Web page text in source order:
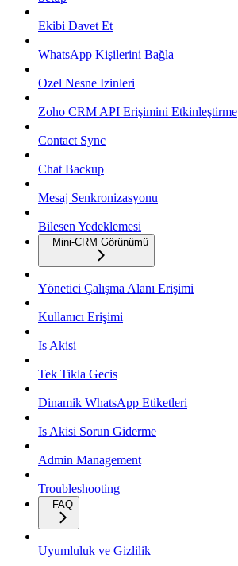
Ekibi Davet Et
WhatsApp Kişilerini Bağla
Ozel Nesne Izinleri
Zoho CRM API Erişimini Etkinleştirme
Contact Sync
Chat Backup
Mesaj Senkronizasyonu
Bilesen Yedeklemesi
Mini-CRM Görünümü
Yönetici Çalışma Alanı Erişimi
Kullanıcı Erişimi
Is Akisi
Tek Tikla Gecis
Dinamik WhatsApp Etiketleri
Is Akisi Sorun Giderme
Admin Management
Troubleshooting
FAQ
Uyumluluk ve Gizlilik